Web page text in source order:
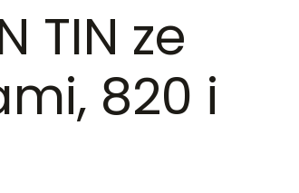
TIN ze
820 i